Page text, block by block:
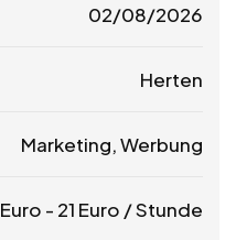
02/08/2026
Herten
Marketing, Werbung
Euro - 21 Euro / Stunde